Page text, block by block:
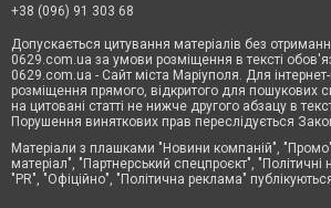
+38 (096) 91 303 68
Допускається цитування матеріалів без
0629.com.ua за умови розміщення в тексті
0629.com.ua - Сайт міста Маріуполя. Для
розміщення прямого, відкритого для пошукових
на цитовані статті не нижче другого абзацу в
Порушення виняткових прав переслідується
Матеріали з плашками "Новини компаній",
матеріал", "Партнерський спецпроєкт", "Політичні
"PR", "Офіційно", "Політична реклама"